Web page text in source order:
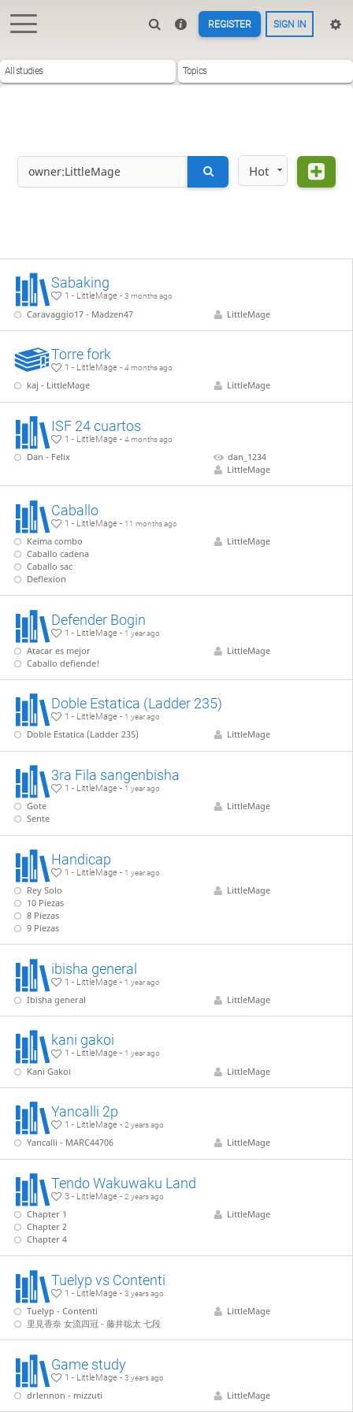
REGISTER SIGN IN
All studies Topics
Hot
Sabaking
1 - LittleMage -3 months ago
Caravaggio17 - Madzen47 LittleMage
Torre fork
1 - LittleMage -4 months ago
kaj - LittleMage LittleMage
ISF 24 cuartos
1 - LittleMage -4 months ago
Dan - Felix
dan_1234
LittleMage
Caballo
1 - LittleMage - 11 months ago
Keima combo
Caballo cadena
Caballo sac
Deflexion
LittleMage
Defender Bogin
1 - LittleMage - 1 year ago
Atacar es mejor
Caballo defiende!
LittleMage
Doble Estatica (Ladder 235)
1 - LittleMage - 1 year ago
Doble Estatica (Ladder 235) LittleMage
3ra Fila sangenbisha
1 - LittleMage - 1 year ago
Gote
Sente
LittleMage
Handicap
1 - LittleMage - 1 year ago
Rey Solo
10 Piezas
8 Piezas
9 Piezas
LittleMage
ibisha general
1 - LittleMage - 1 year ago
Ibisha general LittleMage
kani gakoi
1 - LittleMage - 1 year ago
Kani Gakoi LittleMage
Yancalli 2p
1 - LittleMage -2 years ago
Yancalli - MARC44706 LittleMage
Tendo Wakuwaku Land
3 - LittleMage -2 years ago
Chapter 1
Chapter 2
Chapter 4
LittleMage
Tuelyp vs Contenti
1 - LittleMage -3 years ago
Tuelyp - Contenti
里見香奈 女流四冠 - 藤井聡太 七段
LittleMage
Game study
1 - LittleMage -3 years ago
drlennon - mizzuti LittleMage